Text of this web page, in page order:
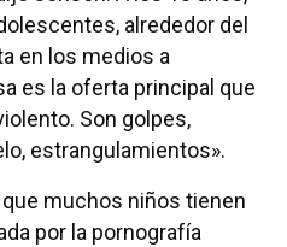
alrededor del
en los medios a
es la oferta principal que
Son golpes,
estrangulamientos».
muchos niños tienen
por la pornografía